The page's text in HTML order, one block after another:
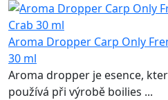
Aroma Dropper Carp Only
30 ml
Aroma dropper je esence,
používá při výrobě boilies ...